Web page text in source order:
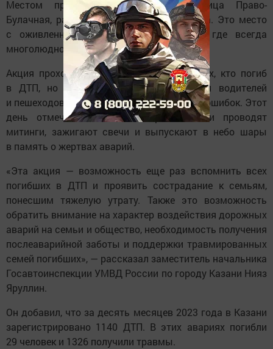
Местом проведения акции стала улица Право-
Булачная, расположенная в центре города. Это место
с оживленным транспортным потоком, где всегда
многолюдно.
Акция проходит не только в память о тех, кто погиб
в ДТП, но и служит напоминанием для водителей
и пешеходов о том, что дорога не прощает ошибок. Этот
день отмечают во всем мире — люди проводят
митинги, зажигают свечи и выпускают в небо шары
в память о жертвах аварий.
«Эта акция — возможность еще раз вспомнить всех
погибших в ДТП и проявить сострадание к семьям,
понесшим тяжелую утрату. Также это возможность
обратить внимание на характер воздействия дорожных
аварий на семьи и общество, необходимость получения
послеаварийной заботы и поддержки травмированных
семей погибших», — рассказал заместитель начальника
Госавтоинспекции УМВД России по городу Казани Нияз
Яруллин.
Он добавил, что за десять месяцев 2023 года в Казани
зарегистрировано 1140 ДТП. В этих авариях погибли
29 человек и 1326 получили травмы.